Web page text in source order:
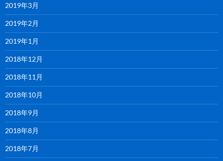
2019年3月
2019年2月
2019年1月
2018年12月
2018年11月
2018年10月
2018年9月
2018年8月
2018年7月